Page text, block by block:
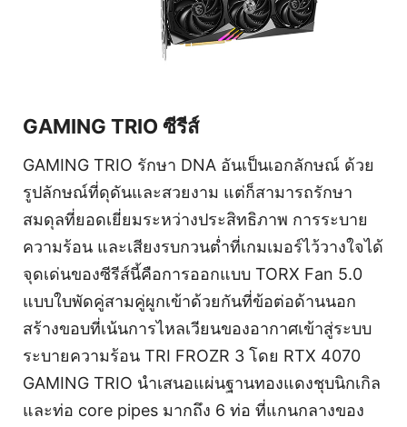
GAMING TRIO ซีรีส์
GAMING TRIO รักษา DNA อันเป็นเอกลักษณ์ ด้วย
รูปลักษณ์ที่ดุดันและสวยงาม แต่ก็สามารถรักษา
สมดุลที่ยอดเยี่ยมระหว่างประสิทธิภาพ การระบาย
ความร้อน และเสียงรบกวนต่ำที่เกมเมอร์ไว้วางใจได้
จุดเด่นของซีรีส์นี้คือการออกแบบ TORX Fan 5.0
แบบใบพัดคู่สามคู่ผูกเข้าด้วยกันที่ข้อต่อด้านนอก
สร้างขอบที่เน้นการไหลเวียนของอากาศเข้าสู่ระบบ
ระบายความร้อน TRI FROZR 3 โดย RTX 4070
GAMING TRIO นำเสนอแผ่นฐานทองแดงชุบนิกเกิล
และท่อ core pipes มากถึง 6 ท่อ ที่แกนกลางของ